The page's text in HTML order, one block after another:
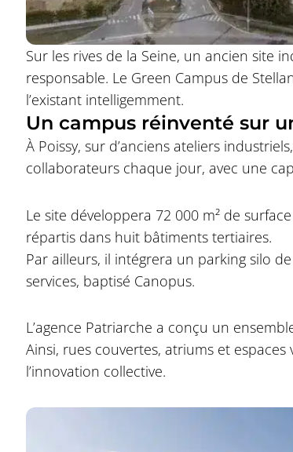
Sur les rives de la Seine, un ancien site
responsable. Le Green Campus de
l’existant intelligemment.
Un campus réinventé sur
À Poissy, sur d’anciens ateliers
collaborateurs chaque jour, avec une
Le site développera 72 000 m² de
répartis dans huit bâtiments tertiaires.
Par ailleurs, il intégrera un parking silo
services, baptisé Canopus.
L’agence Patriarche a conçu un
Ainsi, rues couvertes, atriums et
l’innovation collective.